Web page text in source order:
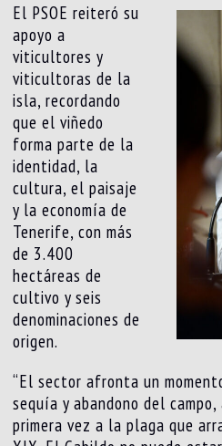
El PSOE reiteró su
apoyo a
viticultores y
viticultoras de la
isla, recordando
que el viñedo
forma parte de la
identidad, la
cultura, el paisaje
y la economía de
Tenerife, con más
de 3.400
hectáreas de
cultivo y seis
denominaciones de
origen.
“El sector afronta un
sequía y abandono del
primera vez a la plaga que